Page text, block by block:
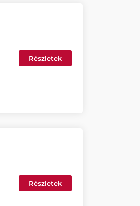
Részletek
Részletek